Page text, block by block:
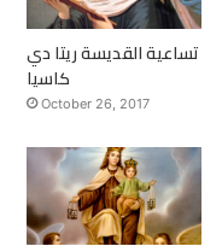
تساعية القديسة ريتا دي
كاسيا
October 26, 2017